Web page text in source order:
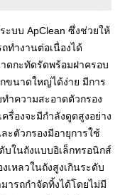
ะบบ ApClean ซึ่งช่วยให้
ทำงานต่อเนื่องได้
ดกะทัดรัดพร้อมฝาครอบ
ขนาดใหญ่ได้ง่าย มีการ
ำความสะอาดตัวกรอง
รื่องจะมีกำลังดูดสูงอย่าง
ะตัวกรองมีอายุการใช้
บในถังแบบอิเล็กทรอนิกส์
เหลวในถังสูงเกินระดับ
ารถกำจัดทิ้งได้โดยไม่มี